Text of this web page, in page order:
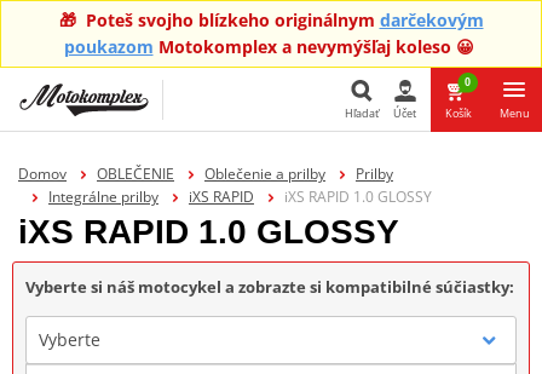
🎁 Poteš svojho blízkeho originálnym darčekovým
poukazom Motokomplex a nevymýšľaj koleso 😀
Hľadať Účet
0
Košík Menu
Domov OBLEČENIE Oblečenie a prilby
Prilby
Integrálne prilby
iXS RAPID iXS RAPID 1.0 GLOSSY
iXS RAPID 1.0 GLOSSY
Vyberte si náš motocykel a zobrazte si kompatibilné súčiastky:
Vyberte